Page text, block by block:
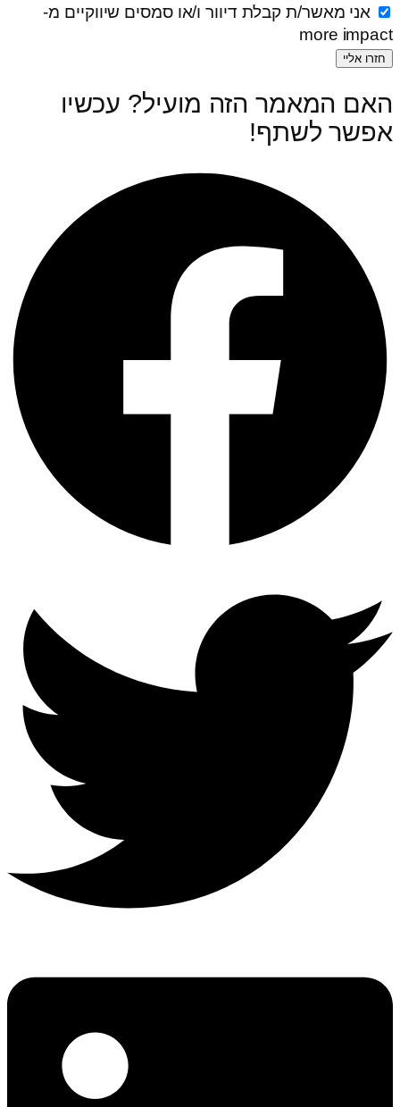
אני מאשר/ת קבלת דיוור ו/או סמסים שיווקיים מ-
more impact
חזרו אליי
האם המאמר הזה מועיל? עכשיו
אפשר לשתף! ‏